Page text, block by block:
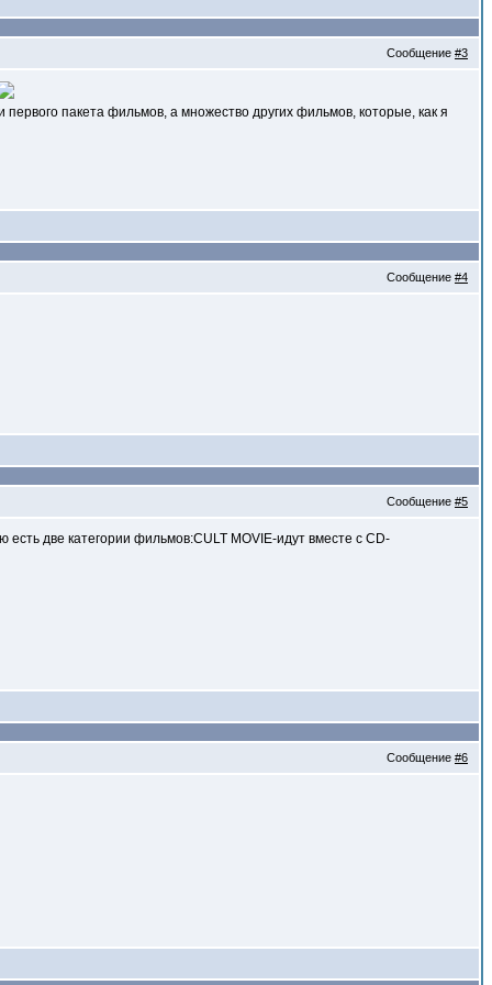
Сообщение #3
первого пакета фильмов, а множество других фильмов, которые, как я
Сообщение #4
Сообщение #5
две категории фильмов:CULT MOVIE-идут вместе с CD-
Сообщение #6